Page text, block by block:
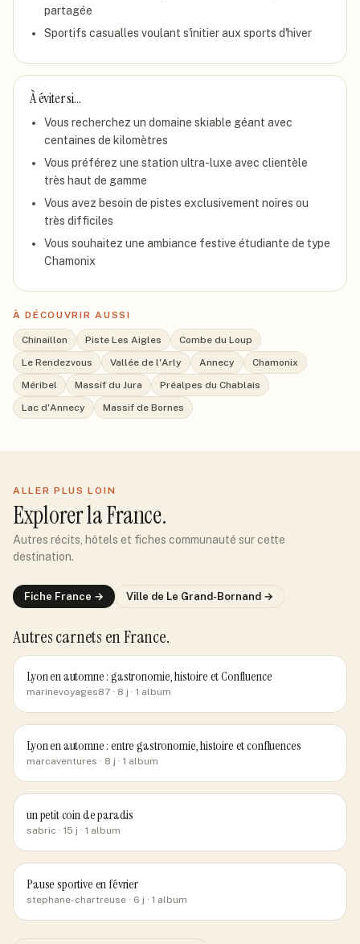
partagée
Sportifs casualles voulant s'initier aux sports d'hiver
À éviter si…
Vous recherchez un domaine skiable géant avec
centaines de kilomètres
Vous préférez une station ultra-luxe avec clientèle
très haut de gamme
Vous avez besoin de pistes exclusivement noires ou
très difficiles
Vous souhaitez une ambiance festive étudiante de type
Chamonix
À DÉCOUVRIR AUSSI
Chinaillon Piste Les Aigles
Combe du Loup
Le Rendezvous
Vallée de l'Arly Annecy
Chamonix
Méribel
Massif du Jura
Préalpes du Chablais
Lac d'Annecy
Massif de Bornes
ALLER PLUS LOIN
Explorerla France.
Autres récits, hôtels et fiches communauté sur cette
destination.
Fiche France → Ville de Le Grand-Bornand →
Autres carnets en France.
Lyon en automne : gastronomie, histoire et Confluence
marinevoyages87 · 8 j · 1 album
Lyon en automne : entre gastronomie, histoire et confluences
marcaventures · 8 j · 1 album
un petit coin de paradis
sabric · 15 j · 1 album
Pause sportive en février
stephane-chartreuse · 6 j · 1 album